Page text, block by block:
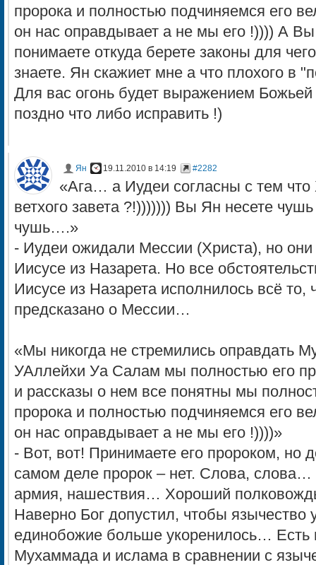
пророка и полностью подчиняемся его
он нас оправдывает а не мы его !)))) А
понимаете откуда берете законы для
знаете. Ян скажиет мне а что плохого в
Для вас огонь будет выражением Божьей
поздно что либо исправить !)
Ян 19.11.2010 в 14:19 #2282
«Ага… а Иудеи согласны с тем
ветхого завета ?!))))))) Вы Ян несете
чушь….»
- Иудеи ожидали Мессии (Христа), но
Иисусе из Назарета. Но все
Иисусе из Назарета исполнилось всё
предсказано о Мессии…
«Мы никогда не стремились оправдать
УАллейхи Уа Салам мы полностью его
и рассказы о нем все понятны мы
пророка и полностью подчиняемся его
он нас оправдывает а не мы его !))))»
- Вот, вот! Принимаете его пророком, но
самом деле пророк – нет. Слова, слова…
армия, нашествия… Хороший
Наверно Бог допустил, чтобы язычество
единобожие больше укоренилось… Есть
Мухаммада и ислама в сравнении с